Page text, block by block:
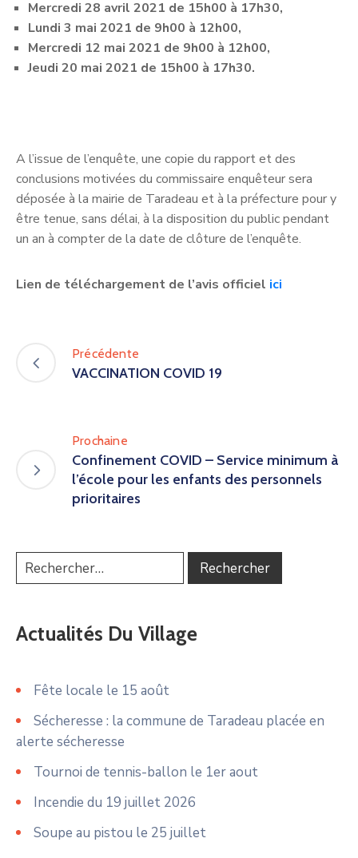
Mercredi 28 avril 2021 de 15h00 à 17h30,
Lundi 3 mai 2021 de 9h00 à 12h00,
Mercredi 12 mai 2021 de 9h00 à 12h00,
Jeudi 20 mai 2021 de 15h00 à 17h30.
A l’issue de l’enquête, une copie du rapport et des
conclusions motivées du commissaire enquêteur sera
déposée à la mairie de Taradeau et à la préfecture pour y
être tenue, sans délai, à la disposition du public pendant
un an à compter de la date de clôture de l’enquête.
Lien de téléchargement de l’avis officiel ici
Précédente
VACCINATION COVID 19
Prochaine
Confinement COVID – Service minimum à
l’école pour les enfants des personnels
prioritaires
Actualités Du Village
Fête locale le 15 août
Sécheresse : la commune de Taradeau placée en
alerte sécheresse
Tournoi de tennis-ballon le 1er aout
Incendie du 19 juillet 2026
Soupe au pistou le 25 juillet